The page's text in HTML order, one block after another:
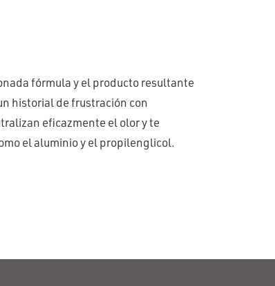
fórmula y el producto resultante
historial de frustración con
eficazmente el olor y te
el aluminio y el propilenglicol.